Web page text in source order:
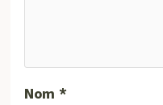
Nom*